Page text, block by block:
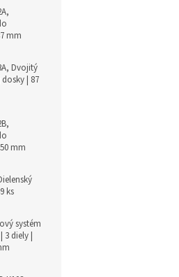
mm
Dvojitý
| 87
mm
ks
systém
3 diely |